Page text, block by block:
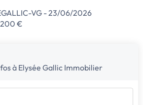
VG - 23/06/2026
200 €
à Elysée Gallic Immobilier